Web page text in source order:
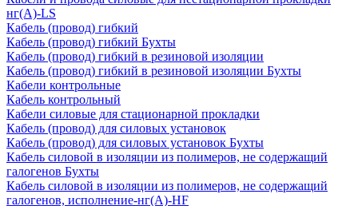
нг(А)-LS
Кабель (провод) гибкий
Кабель (провод) гибкий Бухты
Кабель (провод) гибкий в резиновой изоляции
Кабель (провод) гибкий в резиновой изоляции Бухты
Кабели контрольные
Кабель контрольный
Кабели силовые для стационарной прокладки
Кабель (провод) для силовых установок
Кабель (провод) для силовых установок Бухты
Кабель силовой в изоляции из полимеров, не содержащий
галогенов Бухты
Кабель силовой в изоляции из полимеров, не содержащий
галогенов, исполнение-нг(А)-HF